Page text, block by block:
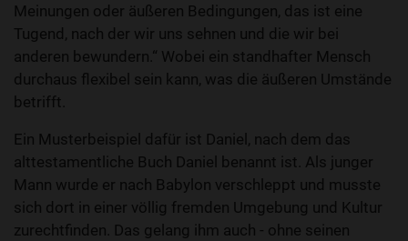
Meinungen oder äußeren Bedingungen, das ist eine
Tugend, nach der wir uns sehnen und die wir bei
anderen bewundern.“ Wobei ein standhafter Mensch
durchaus flexibel sein kann, was die äußeren Umstände
betrifft.
Ein Musterbeispiel dafür ist Daniel, nach dem das
alttestamentliche Buch Daniel benannt ist. Als junger
Mann wurde er nach Babylon verschleppt und musste
sich dort in einer völlig fremden Umgebung und Kultur
zurechtfinden. Das gelang ihm auch - ohne seinen